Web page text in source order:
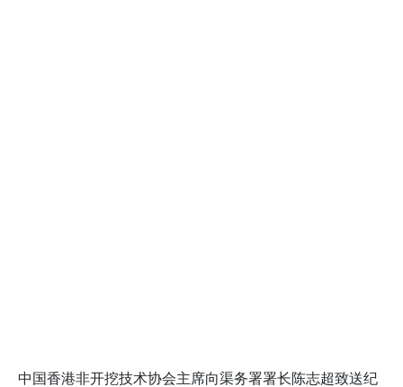
中国香港非开挖技术协会主席向渠务署署长陈志超致送纪